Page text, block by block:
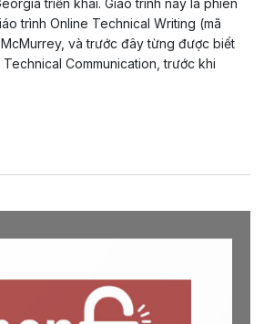
triển khai. Giáo trình này là phiên
trình Online Technical Writing (mã
và trước đây từng được biết
Communication, trước khi